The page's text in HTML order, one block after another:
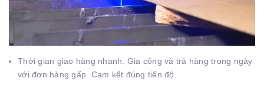
Thời gian giao hàng nhanh: Gia công và trả hàng trong ngày
với đơn hàng gấp. Cam kết đúng tiến độ.